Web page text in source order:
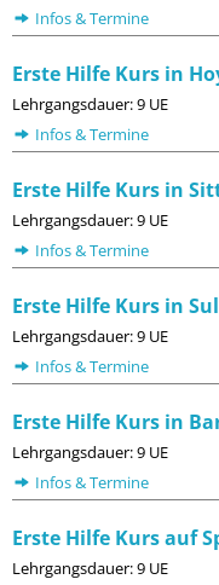
Infos & Termine
Erste Hilfe Kurs in
Lehrgangsdauer: 9 UE
Infos & Termine
Erste Hilfe Kurs in
Lehrgangsdauer: 9 UE
Infos & Termine
Erste Hilfe Kurs in
Lehrgangsdauer: 9 UE
Infos & Termine
Erste Hilfe Kurs in
Lehrgangsdauer: 9 UE
Infos & Termine
Erste Hilfe Kurs auf
Lehrgangsdauer: 9 UE